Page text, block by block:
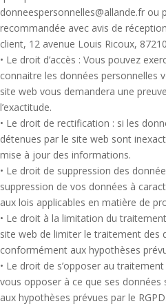
donneespersonnelles@allande.fr ou
recommandée avec avis de
client, 12 avenue Louis Ricoux,
• Le droit d’accès : Vous pouvez
connaitre les données personnelles
site web vous demandera une
l’exactitude.
• Le droit de rectification : si les
détenues par le site web sont
mise à jour des informations.
• Le droit de suppression des
suppression de vos données à
aux lois applicables en matière de
• Le droit à la limitation du
site web de limiter le traitement des
conformément aux hypothèses
• Le droit de s’opposer au
vous opposer à ce que ses
aux hypothèses prévues par le RGPD.